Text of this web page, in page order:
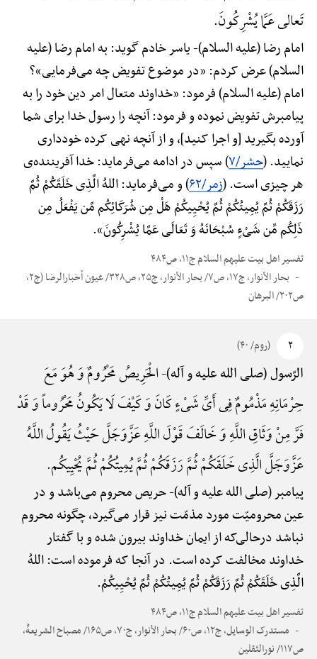
تَعالی عَمَّا یُشْرِکُونَ.
امام رضا (علیه السلام)-یاسر خادم گوید: به امام رضا (علیه
السلام) عرض کردم: «در موضوع تفویض چه می‌فرمایی»؟
امام (علیه السلام) فرمود: «خداوند متعال امر دین خود را به
پیامبرش تفویض نموده و فرمود: آنچه را رسول خدا برای شما
آورده بگیرید [و اجرا کنید]، و از آنچه نهی کرده خودداری
نمایید. (حشر/۷ ) سپس در ادامه می‌فرماید: خدا آفریننده‌ی
هر چیزی است. (زمر/۶۲ ) و می‌فرماید: اللهُ الَّذِی خَلَقَکُمْ ثُمَّ
رَزَقَکُمْ ثُمَّ یُمِیتُکُمْ ثُمَّ یُحْیِیکُمْ هَلْ مِن شُرَکَائِکُم مَّن یَفْعَلُ مِن
ذَلِکُم مِّن شَیْءٍ سُبْحَانَهُ وَ تَعَالَی عَمَّا یُشْرِکُونَ».
تفسیر اهل بیت علیهم السلام ج۱۱، ص۴۸۴
بحار الأنوار، ج۱۷، ص۷/ بحار الأنوار، ج۲۵، ص۳۲۸/ عیون أخبارالرضا (ج۲،
ص۲۰۲/ البرهان
۲ (روم/ ۴۰)
الرّسول (صلی الله علیه و آله)-الْحَرِیصُ مَحْرُومٌ وَ هُوَ مَعَ
حِرْمَانِهِ مَذْمُومٌ فِی أَیِّ شَیْءٍ کَانَ وَ کَیْفَ لَا یَکُونُ مَحْرُوماً وَ قَدْ
فَرَّ مِنْ وَثَاقِ اللَّهِ وَ خَالَفَ قَوْلَ اللَّهِ عَزَّوَجَلَّ حَیْثُ یَقُولُ اللَّهُ
عَزَّوَجَلَّ الَّذِی خَلَقَکُمْ ثُمَّ رَزَقَکُمْ ثُمَّ یُمِیتُکُمْ ثُمَّ یُحْیِیکُم.
پیامبر (صلی الله علیه و آله)-حریص محروم می‌باشد و در
عین محرومیّت مورد مذمّت نیز قرار می‌گیرد، چگونه محروم
نباشد درحالی‌که از ایمان خداوند بیرون شده و با گفتار
خداوند مخالفت کرده است. در آنجا که فرموده است: اللهُ
الَّذِی خَلَقَکُمْ ثُمَّ رَزَقَکُمْ ثُمَّ یُمِیتُکُمْ ثُمَّ یُحْیِیکُمْ.
تفسیر اهل بیت علیهم السلام ج۱۱، ص۴۸۴
مستدرک الوسایل، ج۱۲، ص۶۰/ بحار الأنوار، ج۷۰، ص۱۶۵/ مصباح الشریعهًْ،
ص۱۱۷/ نورالثقلین